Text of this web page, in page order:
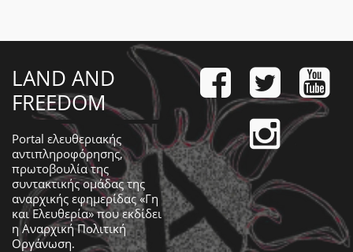
LAND AND
FREEDOM
Portal ελευθεριακής
αντιπληροφόρησης,
πρωτοβουλία της
συντακτικής ομάδας της
αναρχικής εφημερίδας «Γη
και Ελευθερία» που εκδίδει
ηΑναρχική Πολιτική
Οργάνωση.